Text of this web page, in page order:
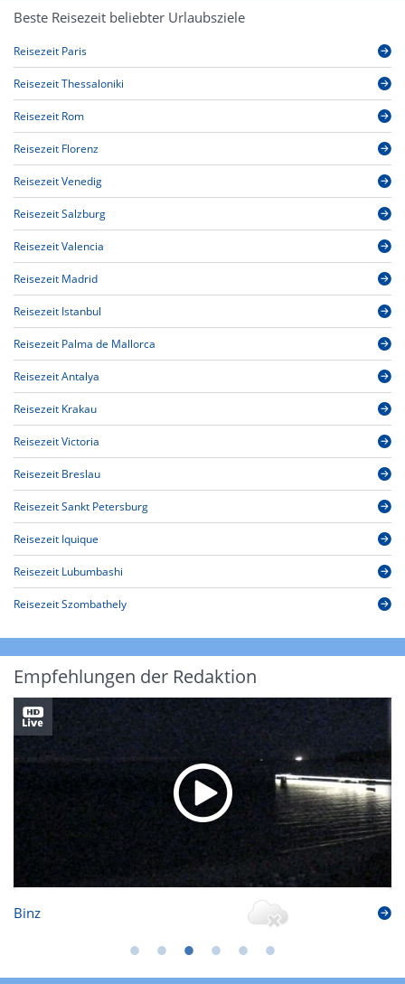
Beste Reisezeit beliebter Urlaubsziele
Reisezeit Paris
Reisezeit Thessaloniki
Reisezeit Rom
Reisezeit Florenz
Reisezeit Venedig
Reisezeit Salzburg
Reisezeit Valencia
Reisezeit Madrid
Reisezeit Istanbul
Reisezeit Palma de Mallorca
Reisezeit Antalya
Reisezeit Krakau
Reisezeit Victoria
Reisezeit Breslau
Reisezeit Sankt Petersburg
Reisezeit Iquique
Reisezeit Lubumbashi
Reisezeit Szombathely
Empfehlungen der Redaktion
Binz